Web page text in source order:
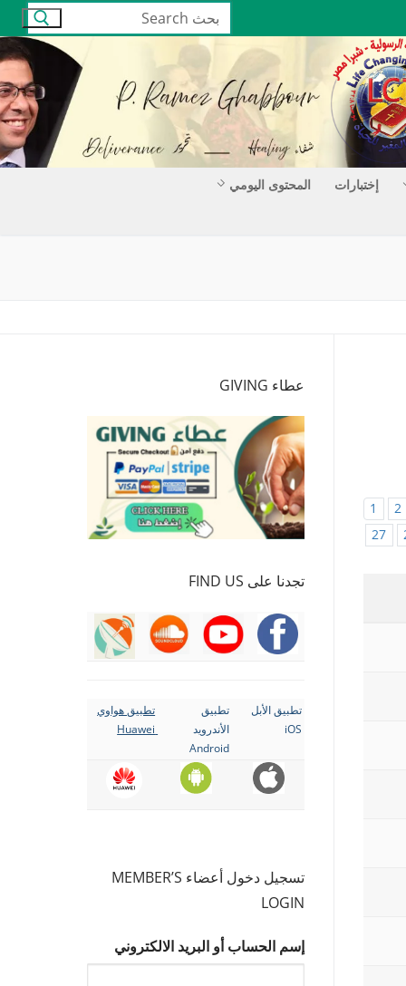
البحث
عن:
إختبارات المحتوى اليومي
1
2
27
عطاء GIVING
تجدنا على FIND US
تطبيق الأبل
iOS
تطبيق
الأندرويد
Android
تطبيق هواوي
تسجيل دخول أعضاء MEMBER’S
LOGIN
إسم الحساب أو البريد الالكتروني